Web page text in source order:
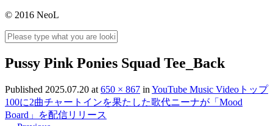
© 2016 NeoL
Pussy Pink Ponies Squad Tee_Back
Published 2025.07.20 at 650 × 867 in YouTube Music Videoトップ
100に2曲チャートインを果たした歌代ニーナが「Mood
Board」を配信リリース